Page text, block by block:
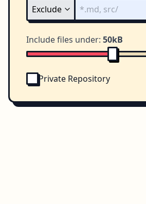
Include files under: 50kB
Private Repository